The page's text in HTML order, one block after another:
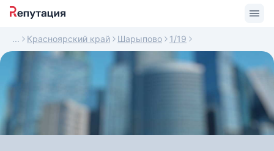
Красноярский край Шарыпово 1/19